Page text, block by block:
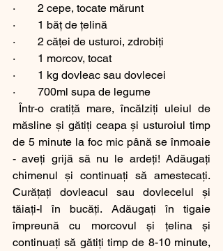
·        2 cepe, tocate mărunt
·        1 băț de țelină
·        2 căței de usturoi, zdrobiți
·        1 morcov, tocat
·        1 kg dovleac sau dovlecei
·        700ml supa de legume
măsline și gătiți ceapa și usturoiul timp
de 5 minute la foc mic până se înmoaie
- aveți grijă să nu le ardeți! Adăugați
chimenul și continuați să amestecați.
Curățați dovleacul sau dovlecelul și
tăiați-l în bucăți. Adăugați în tigaie
împreună cu morcovul și țelina și
continuați să gătiți timp de 8-10 minute,